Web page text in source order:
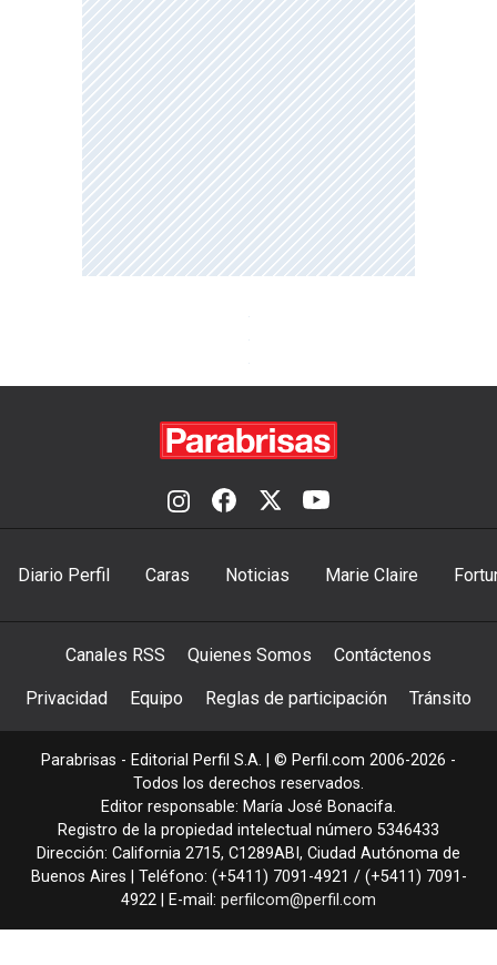
Diario Perfil Caras Noticias Marie Claire
Canales RSS Quienes Somos Contáctenos
Privacidad Equipo Reglas de participación Tránsito
Parabrisas - Editorial Perfil S.A. | © Perfil.com 2006-2026 -
Todos los derechos reservados.
Editor responsable: María José Bonacifa.
Registro de la propiedad intelectual número 5346433
Dirección: California 2715, C1289ABI , Ciudad Autónoma de
Buenos Aires | Teléfono: (+5411) 7091-4921 / (+5411) 7091-
4922 | E-mail: perfilcom@perfil.com